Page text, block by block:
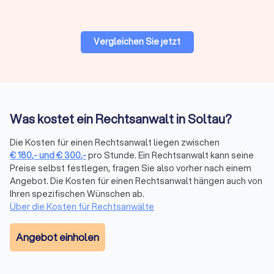
viel Kommunikation heute digital abläuft.
Mandantenbewertungen von verschiedenen Plattformen und
zusammen. So sehen Sie auf einen Blick, wie andere
Mandanten die Kommunikation, Erfolgsquote und Betreuung
bewerten, ohne verschiedene Websites durchsuchen zu
müssen.
Erstberatung nutzen
Viele Anwälte bieten eine Erstberatung an, um Ihren Fall zu
Vergleichen Sie jetzt
Was kostet ein Rechtsanwalt in Soltau?
Die Kosten für einen Rechtsanwalt liegen zwischen
€180,-und€300,-pro Stunde. Ein Rechtsanwalt kann seine
Preise selbst festlegen, fragen Sie also vorher nach einem
Angebot. Die Kosten für einen Rechtsanwalt hängen auch von
Ihren spezifischen Wünschen ab.
Über die Kosten für Rechtsanwälte
Angebot einholen